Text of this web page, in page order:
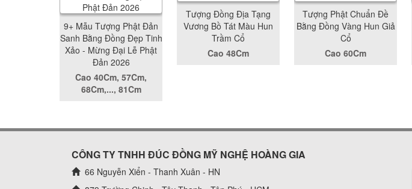
9+ Mẫu Tượng Phật Đản
Sanh Bằng Đồng Đẹp Tinh
Xảo - Mừng Đại Lễ Phật
Đản 2026
Cao 40Cm, 57Cm,
68Cm,..., 81Cm
Tượng Đồng Địa Tạng
Vương Bồ Tát Màu Hun
Trầm Cổ
Cao 48Cm
Tượng Phật Chuẩn Đề
Bằng Đồng Vàng Hun Giả
Cổ
Cao 60Cm
CÔNG TY TNHH ĐÚC ĐỒNG MỸ NGHỆ HOÀNG GIA
66 Nguyễn Xiển - Thanh Xuân - HN